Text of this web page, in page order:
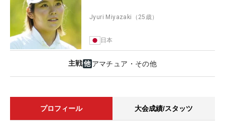
Jyuri Miyazaki （25歳）
日本
主戦 アマチュア・その他
プロフィール 大会成績/スタッツ